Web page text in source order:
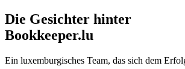
Die Gesichter hinter
Bookkeeper.lu
Ein luxemburgisches Team, das sich dem